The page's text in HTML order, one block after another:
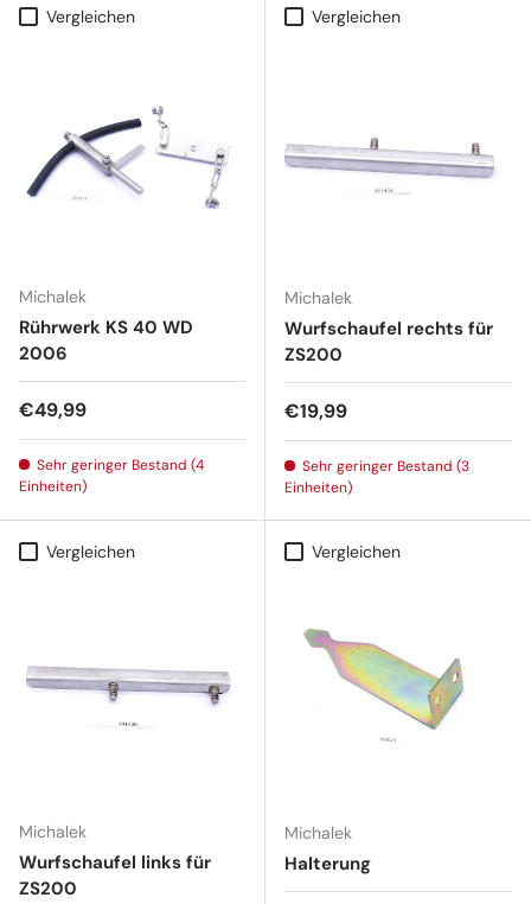
Vergleichen
Michalek
Rührwerk KS 40 WD
2006
Normaler Preis
€49,99
Sehr geringer Bestand (4
Einheiten)
Vergleichen
Michalek
Wurfschaufel rechts für
ZS200
Normaler Preis
€19,99
Sehr geringer Bestand (3
Einheiten)
Vergleichen
Michalek
Wurfschaufel links für
ZS200
Vergleichen
Michalek
Halterung